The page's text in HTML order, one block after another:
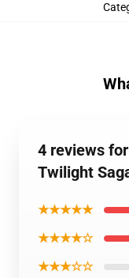
4 reviews
Twilight
★★★★★
★★★★☆
★★★☆☆